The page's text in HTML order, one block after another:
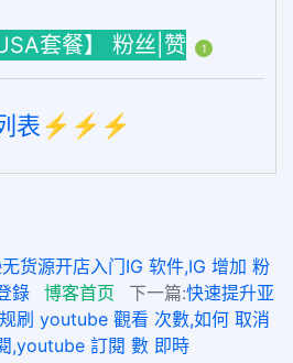
套餐】 粉丝|赞 1
表⚡️⚡️⚡️
货源开店入门IG 软件,IG 增加 粉
錄
博客首页 下一篇:快速提升亚
刷 youtube 觀看 次數,如何 取消
,youtube 訂閱 數 即時